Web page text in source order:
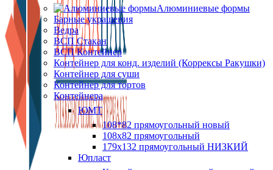
Алюминиевые формы
Барные украшения
Ведра
ВСП Стакан
ВСП Контейнер
Контейнер для конд. изделий (Коррексы Ракушки)
Контейнер для суши
Контейнер для тортов
Контейнера
ЮМТ
108*82 прямоугольный новый
108х82 прямоугольный
179х132 прямоугольный НИЗКИЙ
Юпласт